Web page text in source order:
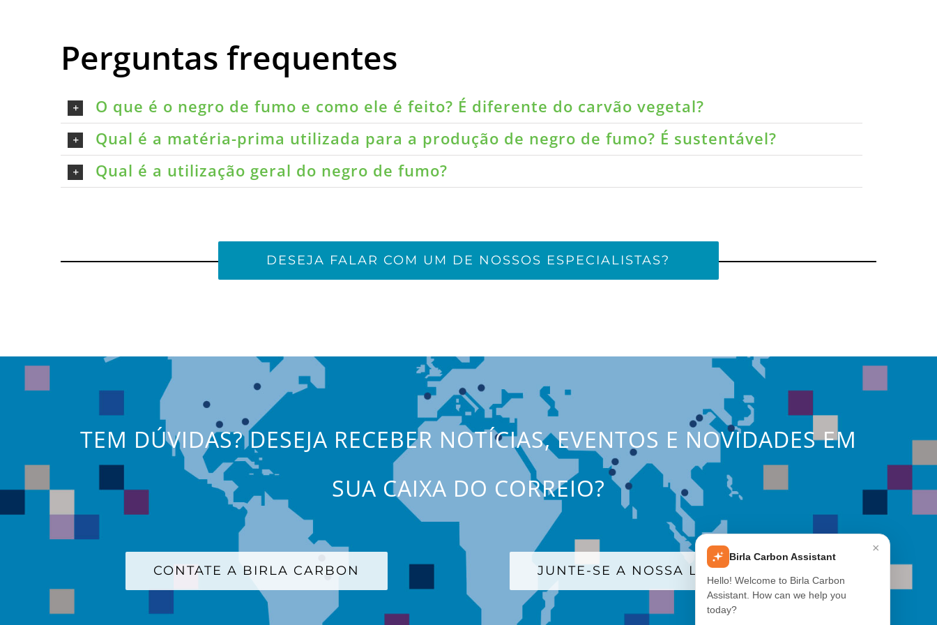
Perguntas frequentes
O que é o negro de fumo e como ele é feito? É diferente do carvão vegetal?
Qual é a matéria-prima utilizada para a produção de negro de fumo? É sustentável?
Qual é a utilização geral do negro de fumo?
DESEJA FALAR COM UM DE NOSSOS ESPECIALISTAS?
TEM DÚVIDAS? DESEJA RECEBER NOTÍCIAS, EVENTOS E NOVIDADES EM
SUA CAIXA DO CORREIO?
CONTATE A BIRLA CARBON JUNTE-SE A NOSSA LISTA DE E-MAILS
×
Birla Carbon Assistant
Hello! Welcome to Birla Carbon
Assistant. How can we help you
today?